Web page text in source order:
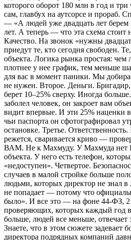
которого оборот 180 млн в год и
сам, главбух на аутсорсе и прораб.
— «А людей уже двадцать лет берем
лет. А теперь — что эта схема стоит
Качество. На звонок «нужны
приедут те, кто сегодня свободен.
объекта. Логика рынка простая: чем
плотнее у нее график, тем меньше
для вас в момент паники. Мы
не нужен. Второе. Деньги.
берет 10–25% сверху. Иногда
заболел человек, он закроет вам
видит впервые. И эти 25% наценки
чьи паспорта он сфотографировал
остановке. Третье. Ответственность.
режется, сваривается криво —
ВАМ. Не к Махмуду. У Махмуда
объекта. У него есть телефон,
«недоступен». Четвертое.
случаев в малой стройке больше
людьми, которых директор не знал в
не попадает — потому что
было». И все это — на фоне 44-ФЗ,
проверяющих, которых каждый год
больше, людей все меньше, отвечает
Знаете, что в этом сюжете задевает
директора подрядных компаний